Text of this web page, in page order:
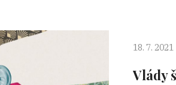
18. 7. 2021
Vlády